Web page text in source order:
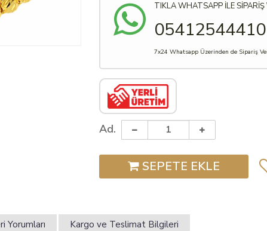
TIKLA WHATSAPP İLE SİPARİŞ
05412544410
7x24 Whatsapp Üzerinden de Sipariş
Ad.
SEPETE EKLE
Yorumları Kargo ve Teslimat Bilgileri